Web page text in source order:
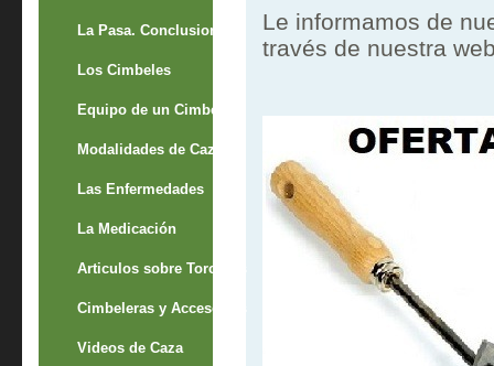
La Pasa. Conclusion
Los Cimbeles
Equipo de un Cimbelero
Modalidades de Caza
Las Enfermedades
La Medicación
Articulos sobre Torcaces
Cimbeleras y Accesorios
Videos de Caza
Le informamos de
través de nuestra